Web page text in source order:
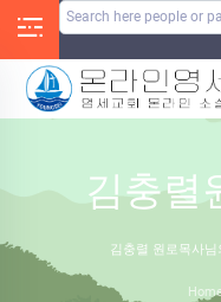
김충렬
김충렬 원로목사